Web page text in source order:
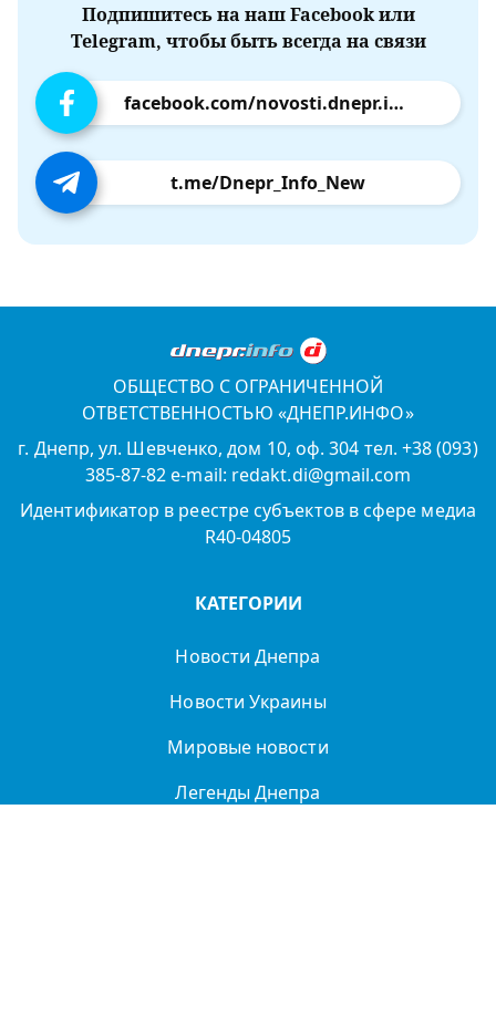
Подпишитесь на наш Facebook или
Telegram, чтобы быть всегда на связи
facebook.com/novosti.dnepr.info
t.me/Dnepr_Info_New
ОБЩЕСТВО С ОГРАНИЧЕННОЙ
ОТВЕТСТВЕННОСТЬЮ «ДНЕПР.ИНФО»
г. Днепр, ул. Шевченко, дом 10, оф. 304 тел. +38 (093)
385-87-82 e-mail: redakt.di@gmail.com
Идентификатор в реестре субъектов в сфере медиа
R40-04805
КАТЕГОРИИ
Новости Днепра
Новости Украины
Мировые новости
Легенды Днепра